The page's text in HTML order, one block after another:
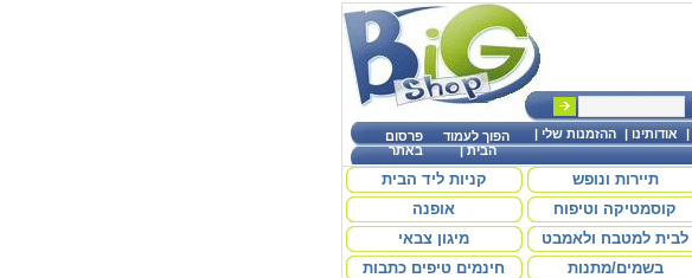
פרסום
באתר
הפוך לעמוד
הבית|
| אודותינו | ההזמנות שלי |
תיירות ונופש
קניות ליד הבית
קוסמטיקה וטיפוח
אופנה
לבית למטבח ולאמבט
מיגון צבאי
בשמים/מתנות חינמים טיפים כתבות